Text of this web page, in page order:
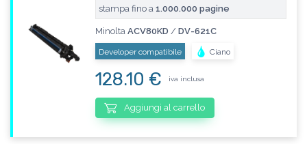
stampa fino a 1.000.000 pagine
Minolta ACV80KD / DV-621C
Developer compatibile Ciano
128.10 € iva inclusa
Aggiungi al carrello